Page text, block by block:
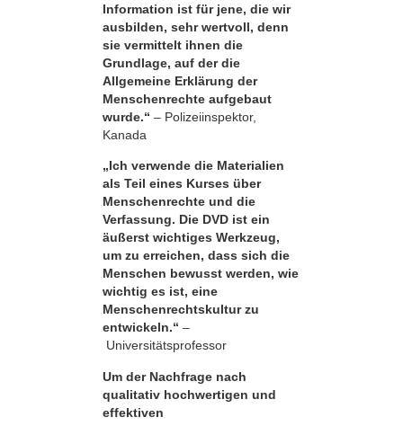
Information ist für jene, die wir
ausbilden, sehr wertvoll, denn
sie vermittelt ihnen die
Grundlage, auf der die
Allgemeine Erklärung der
Menschenrechte aufgebaut
wurde.“ – Polizeiinspektor,
Kanada
„Ich verwende die Materialien
als Teil eines Kurses über
Menschenrechte und die
Verfassung. Die DVD ist ein
äußerst wichtiges Werkzeug,
um zu erreichen, dass sich die
Menschen bewusst werden, wie
wichtig es ist, eine
Menschenrechtskultur zu
entwickeln.“ –
Universitätsprofessor
Um der Nachfrage nach
qualitativ hochwertigen und
effektiven